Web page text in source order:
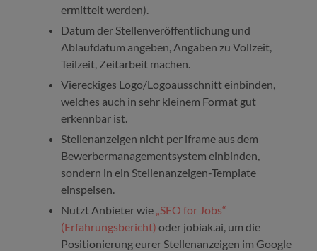
ermittelt werden).
Datum der Stellenveröffentlichung und
Ablaufdatum angeben, Angaben zu Vollzeit,
Teilzeit, Zeitarbeit machen.
Viereckiges Logo/Logoausschnitt einbinden,
welches auch in sehr kleinem Format gut
erkennbar ist.
Stellenanzeigen nicht per iframe aus dem
Bewerbermanagementsystem einbinden,
sondern in ein Stellenanzeigen-Template
einspeisen.
Nutzt Anbieter wie „SEO for Jobs“
(Erfahrungsbericht) oder jobiak.ai, um die
Positionierung eurer Stellenanzeigen im Google